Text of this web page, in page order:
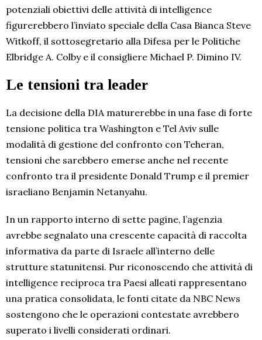
potenziali obiettivi delle attività di intelligence
figurerebbero l’inviato speciale della Casa Bianca Steve
Witkoff, il sottosegretario alla Difesa per le Politiche
Elbridge A. Colby e il consigliere Michael P. Dimino IV.
Le tensioni tra leader
La decisione della DIA maturerebbe in una fase di forte
tensione politica tra Washington e Tel Aviv sulle
modalità di gestione del confronto con Teheran,
tensioni che sarebbero emerse anche nel recente
confronto tra il presidente Donald Trump e il premier
israeliano Benjamin Netanyahu.
In un rapporto interno di sette pagine, l’agenzia
avrebbe segnalato una crescente capacità di raccolta
informativa da parte di Israele all’interno delle
strutture statunitensi. Pur riconoscendo che attività di
intelligence reciproca tra Paesi alleati rappresentano
una pratica consolidata, le fonti citate da NBC News
sostengono che le operazioni contestate avrebbero
superato i livelli considerati ordinari.